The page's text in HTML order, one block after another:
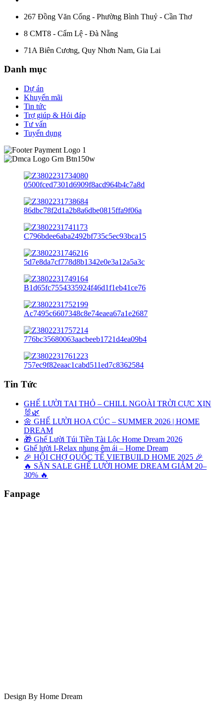
267 Đồng Văn Cống - Phường Bình Thuỷ - Cần Thơ
8 CMT8 - Cẩm Lệ - Đà Nẵng
71A Biên Cương, Quy Nhơn Nam, Gia Lai
Danh mục
Dự án
Khuyến mãi
Tin tức
Trợ giúp & Hỏi đáp
Tư vấn
Tuyển dụng
Tin Tức
GHẾ LƯỜI TAI THỎ – CHILL NGOÀI TRỜI CỰC XỊN
🐰🌿
🌼 GHẾ LƯỜI HOA CÚC – SUMMER 2026 | HOME
DREAM
🎁 Ghế Lười Túi Tiền Tài Lộc Home Dream 2026
Ghế lười I-Relax nhung êm ái – Home Dream
🎉 HỘI CHỢ QUỐC TẾ VIETBUILD HOME 2025 🎉
🔥 SĂN SALE GHẾ LƯỜI HOME DREAM GIẢM 20–
30% 🔥
Fanpage
Design By Home Dream